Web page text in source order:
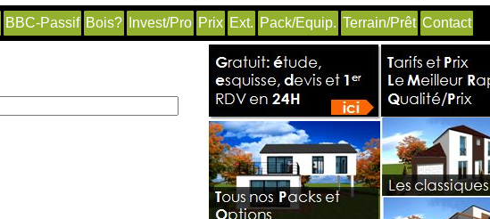
BBC-Passif Bois? Invest/Pro Prix Ext. Pack/Equip. Terrain/Prêt Contact